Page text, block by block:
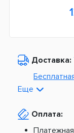
Доставка:
Из Европы
Еще
Оплата: